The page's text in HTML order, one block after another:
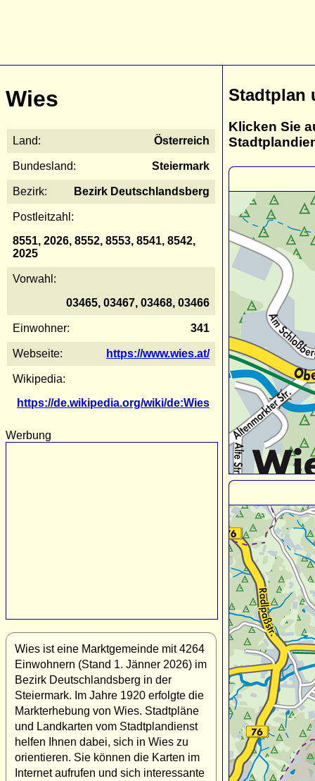
Wies
Land: Österreich
Bundesland: Steiermark
Bezirk: Bezirk Deutschlandsberg
Postleitzahl:
8551, 2026, 8552, 8553, 8541, 8542,
2025
Vorwahl:
03465, 03467, 03468, 03466
Einwohner: 341
Webseite: https://www.wies.at/
Wikipedia:
https://de.wikipedia.org/wiki/de:Wies
Werbung
Wies ist eine Marktgemeinde mit 4264
Einwohnern (Stand 1. Jänner 2026) im
Bezirk Deutschlandsberg in der
Steiermark. Im Jahre 1920 erfolgte die
Markterhebung von Wies. Stadtpläne
und Landkarten vom Stadtplandienst
helfen Ihnen dabei, sich in Wies zu
orientieren. Sie können die Karten im
Internet aufrufen und sich interessante
Stadtplan
Klicken Sie